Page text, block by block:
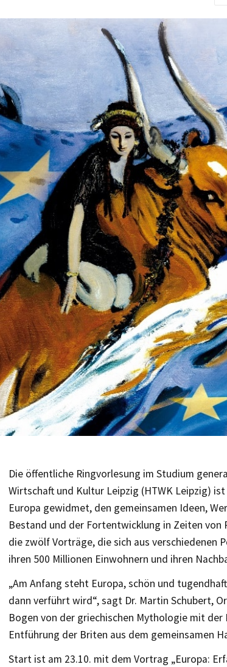
Die öffentliche Ringvorlesung im Studium
Wirtschaft und Kultur Leipzig (HTWK Leipzig)
Europa gewidmet, den gemeinsamen Ideen,
Bestand und der Fortentwicklung in Zeiten
die zwölf Vorträge, die sich aus verschiedenen
ihren 500 Millionen Einwohnern und ihren
„Am Anfang steht Europa, schön und
dann verführt wird“, sagt Dr. Martin Schubert,
Bogen von der griechischen Mythologie mit
Entführung der Briten aus dem gemeinsamen
Start ist am 23.10. mit dem Vortrag „Europa: